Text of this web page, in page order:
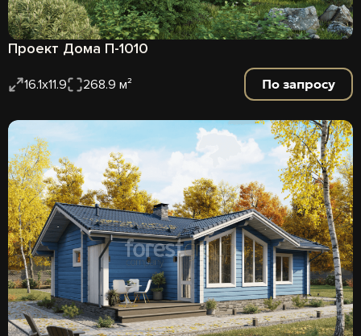
Проект Дома П-1010
16.1x11.9 268.9 м² По запросу